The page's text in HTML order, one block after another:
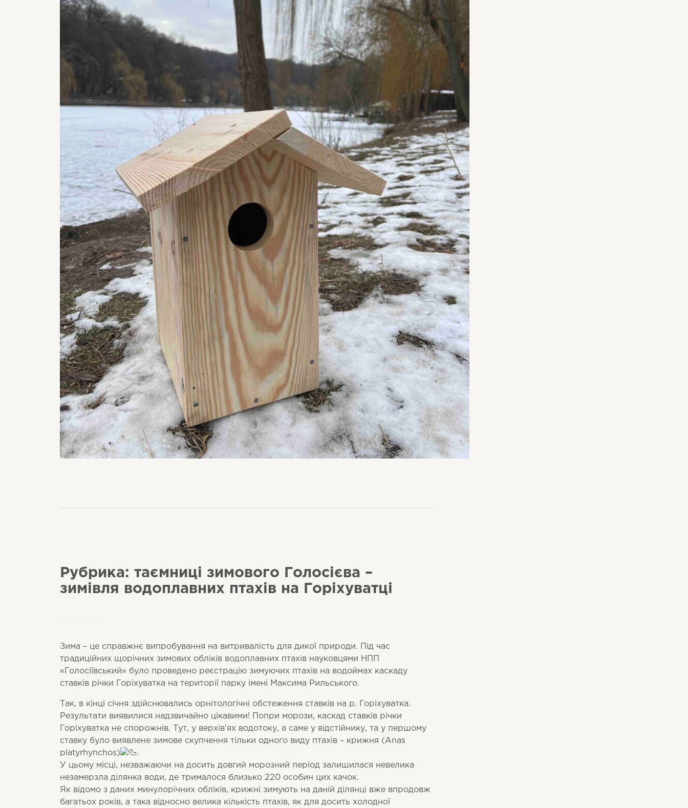
Рубрика: таємниці зимового Голосієва –
зимівля водоплавних птахів на Горіхуватці
Зима – це справжнє випробування на витривалість для дикої природи. Під час
традиційних щорічних зимових обліків водоплавних птахів науковцями НПП
«Голосіївський» було проведено реєстрацію зимуючих птахів на водоймах каскаду
ставків річки Горіхуватка на території парку імені Максима Рильського.
Так, в кінці січня здійснювались орнітологічні обстеження ставків на р. Горіхуватка.
Результати виявилися надзвичайно цікавими! Попри морози, каскад ставків річки
Горіхуватка не спорожнів. Тут, у верхів’ях водотоку, а саме у відстійнику, та у першому
ставку було виявлене зимове скупчення тільки одного виду птахів – крижня (Anas
platyrhynchos)
.
У цьому місці, незважаючи на досить довгий морозний період залишилася невелика
незамерзла ділянка води, де трималося близько 220 особин цих качок.
Як відомо з даних минулорічних обліків, крижні зимують на даній ділянці вже впродовж
багатьох років, а така відносно велика кількість птахів, як для досить холодної